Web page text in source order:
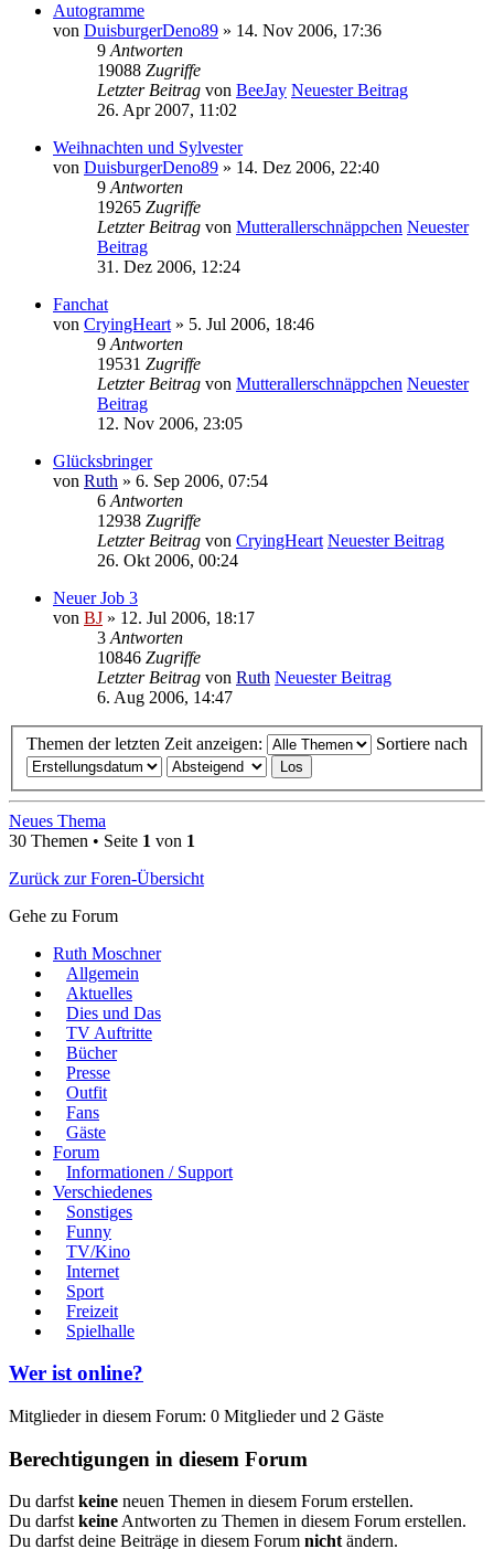
Autogramme
von DuisburgerDeno89 » 14. Nov 2006, 17:36
9 Antworten
19088 Zugriffe
Letzter Beitrag von BeeJay Neuester Beitrag
26. Apr 2007, 11:02
Weihnachten und Sylvester
von DuisburgerDeno89 » 14. Dez 2006, 22:40
9 Antworten
19265 Zugriffe
Letzter Beitrag von Mutterallerschnäppchen Neuester
Beitrag
31. Dez 2006, 12:24
Fanchat
von CryingHeart » 5. Jul 2006, 18:46
9 Antworten
19531 Zugriffe
Letzter Beitrag von Mutterallerschnäppchen Neuester
Beitrag
12. Nov 2006, 23:05
Glücksbringer
von Ruth » 6. Sep 2006, 07:54
6 Antworten
12938 Zugriffe
Letzter Beitrag von CryingHeart Neuester Beitrag
26. Okt 2006, 00:24
Neuer Job 3
von BJ » 12. Jul 2006, 18:17
3 Antworten
10846 Zugriffe
Letzter Beitrag von Ruth Neuester Beitrag
6. Aug 2006, 14:47
Themen der letzten Zeit anzeigen: Sortiere nach
Neues Thema
30 Themen • Seite 1 von 1
Zurück zur Foren-Übersicht
Gehe zu Forum
Ruth Moschner
Allgemein
Aktuelles
Dies und Das
TV Auftritte
Bücher
Presse
Outfit
Fans
Gäste
Forum
Informationen / Support
Verschiedenes
Sonstiges
Funny
TV/Kino
Internet
Sport
Freizeit
Spielhalle
Wer ist online?
Mitglieder in diesem Forum: 0 Mitglieder und 2 Gäste
Berechtigungen in diesem Forum
Du darfstkeine neuen Themen in diesem Forum erstellen.
Du darfstkeineAntworten zu Themen in diesem Forum erstellen.
Du darfst deine Beiträge in diesem Forum nichtändern.